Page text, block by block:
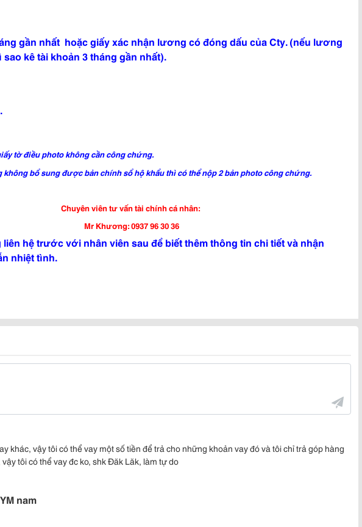
gần nhất hoặc giấy xác nhận lương có đóng dấu của Cty. (nếu lương
kê tài khoản 3 tháng gần nhất).
tờ điều photo không cần công chứng.
không bổ sung được bản chính sổ hộ khẩu thì có thể nộp 2 bản photo công chứng.
Chuyên viên tư vấn tài chính cá nhân:
Mr Khương: 0937 96 30 36
hệ trước với nhân viên sau để biết thêm thông tin chi tiết và nhận
nhiệt tình.
khác, vậy tôi có thể vay một số tiền để trả cho những khoản vay đó và tôi chỉ trả góp hàng
tôi có thể vay đc ko, shk Đăk Lăk, làm tự do
nam